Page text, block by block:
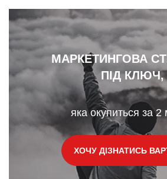
МАРКЕТИНГОВА
ПІД КЛЮЧ,
яка окупиться за 2
ХОЧУ ДІЗНАТИСЬ